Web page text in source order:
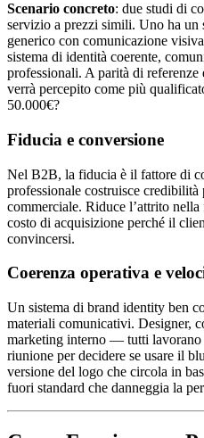
Scenario concreto: due studi di
servizio a prezzi simili. Uno ha un
generico con comunicazione
sistema di identità coerente,
professionali. A parità di referenze
verrà percepito come più
50.000€?
Fiducia e conversione
Nel B2B, la fiducia è il fattore di
professionale costruisce
commerciale. Riduce l’attrito
costo di acquisizione perché il
convincersi.
Coerenza operativa e
Un sistema di brand identity ben
materiali comunicativi. Designer,
marketing interno — tutti lavorano
riunione per decidere se usare il
versione del logo che circola in
fuori standard che danneggia la